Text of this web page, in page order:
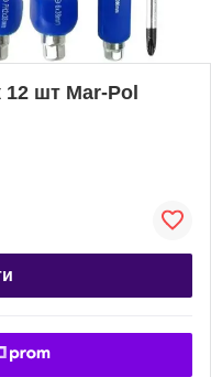
12 шт Mar-Pol